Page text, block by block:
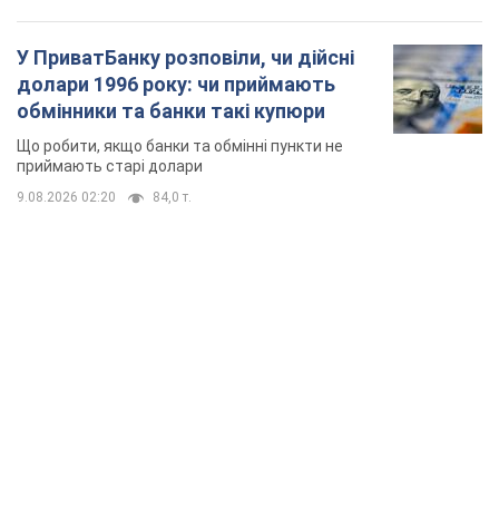
У ПриватБанку розповіли, чи дійсні
долари 1996 року: чи приймають
обмінники та банки такі купюри
Що робити, якщо банки та обмінні пункти не
приймають старі долари
9.08.2026 02:20 84,0 т.